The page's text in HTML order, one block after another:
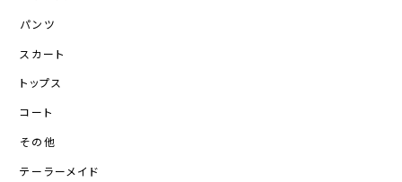
パンツ
スカート
トップス
コート
その他
テーラーメイド